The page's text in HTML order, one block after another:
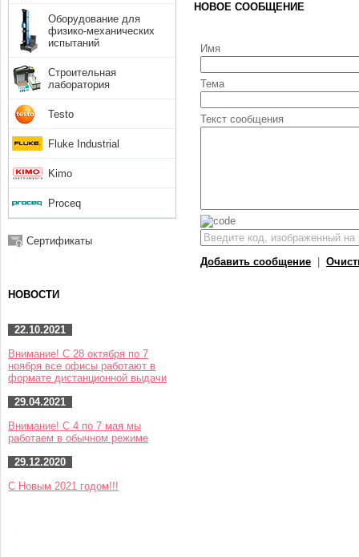
НОВОЕ СООБЩЕНИЕ
Имя
Тема
Текст сообщения
Добавить сообщение
Оборудование для
физико-механических
испытаний
Строительная
лаборатория
Testo
Fluke Industrial
Kimo
Proceq
Сертификаты
НОВОСТИ
22.10.2021
Внимание! С 28 октября по 7
ноября все офисы работают в
формате дистанционной выдачи
29.04.2021
Внимание! С 4 по 7 мая мы
работаем в обычном режиме
29.12.2020
С Новым 2021 годом!!!